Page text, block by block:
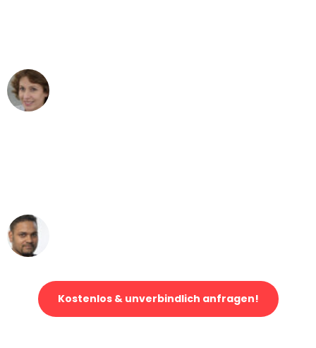
Kostenlos & unverbindlich anfragen!